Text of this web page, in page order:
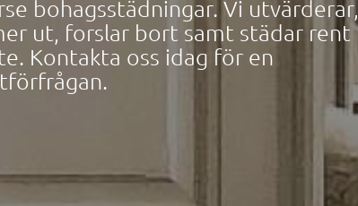
bohagsstädningar. Vi utvärderar,
ut, forslar bort samt städar rent
Kontakta oss idag för en